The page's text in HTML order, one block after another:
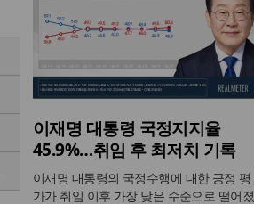
이재명 대통령 국정지지율
45.9%…취임 후 최저치 기록
이재명 대통령의 국정수행에 대한 긍정 평
가가 취임 이후 가장 낮은 수준으로 떨어졌